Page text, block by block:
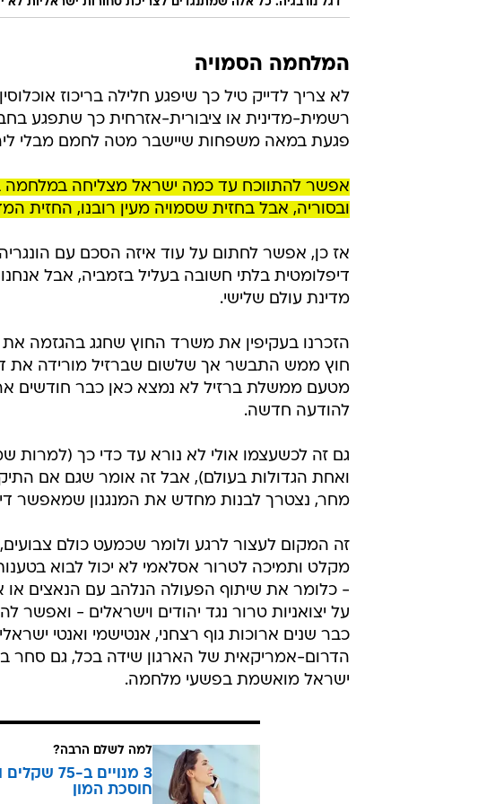
דגל נורבגיה. כל אלה שמתנגדים לצריכת סחורות ישראליות לא
המלחמה הסמויה
לא צריך לדייק טיל כך שיפגע חלילה בריכוז
פגעת במאה משפחות שיישבר מטה לחמם מבלי
אפשר להתווכח עד כמה ישראל מצליחה במלחמה
ובסוריה, אבל בחזית שסמויה מעין רובנו, החזית
אז כן, אפשר לחתום על עוד איזה הסכם עם
דיפלומטית בלתי חשובה בעליל בזמביה, אבל
מדינת עולם שלישי.
הזכרנו בעקיפין את משרד החוץ שחגג בהגזמה
חוץ ממש התבשר אך שלשום שברזיל מורידה את
מטעם ממשלת ברזיל לא נמצא כאן כבר חודשים
להודעה חדשה.
גם זה לכשעצמו אולי לא נורא עד כדי כך (למרות
ואחת הגדולות בעולם), אבל זה אומר שגם אם
מחר, נצטרך לבנות מחדש את המנגנון שמאפשר
זה המקום לעצור לרגע ולומר שכמעט כולם צבועים,
מקלט ותמיכה לטרור אסלאמי לא יכול לבוא
- כלומר את שיתוף הפעולה הנלהב עם הנאצים
על יצואניות טרור נגד יהודים וישראלים -
כבר שנים ארוכות גוף רצחני, אנטישמי ואנטי
הדרום-אמריקאית של הארגון שידה בכל, גם
ישראל מואשמת בפשעי מלחמה.
למה לשלם הרבה?
3 מנויים
חוסכת המון